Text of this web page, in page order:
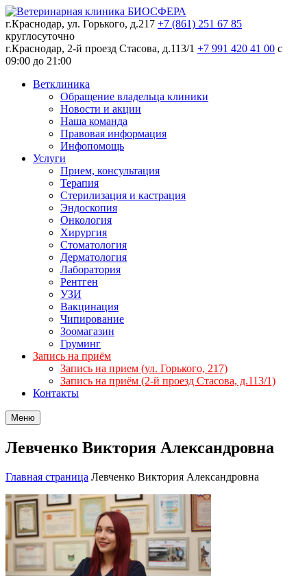
г.Краснодар, ул. Горького, д.217 +7 (861) 251 67 85
круглосуточно
г.Краснодар, 2-й проезд Стасова, д.113/1 +7 991 420 41 00 c
09:00 до 21:00
Ветклиника
Обращение владельца клиники
Новости и акции
Наша команда
Правовая информация
Инфопомощь
Услуги
Прием, консультация
Терапия
Стерилизация и кастрация
Эндоскопия
Онкология
Хирургия
Стоматология
Дерматология
Лаборатория
Рентген
УЗИ
Вакцинация
Чипирование
Зоомагазин
Груминг
Запись на приём
Запись на прием (ул. Горького, 217)
Запись на приём (2-й проезд Стасова, д.113/1)
Контакты
Меню
Левченко Виктория Александровна
Главная страница Левченко Виктория Александровна